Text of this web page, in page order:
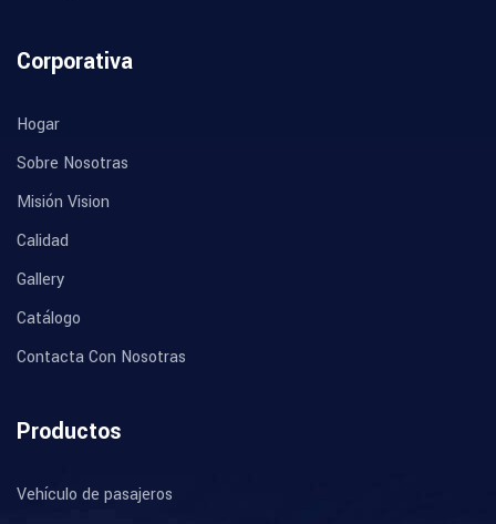
Corporativa
Hogar
Sobre Nosotras
Misión Vision
Calidad
Gallery
Catálogo
Contacta Con Nosotras
Productos
Vehículo de pasajeros